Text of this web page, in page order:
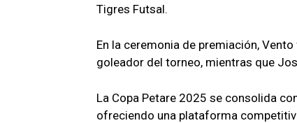
Tigres Futsal.
En la ceremonia de premiación,
goleador del torneo, mientras que
La Copa Petare 2025 se consolida
ofreciendo una plataforma